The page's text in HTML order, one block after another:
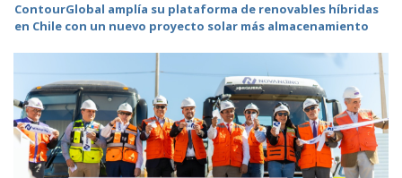
ContourGlobal amplía su plataforma de renovables híbridas
en Chile con un nuevo proyecto solar más almacenamiento